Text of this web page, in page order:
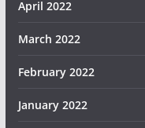
April 2022
March 2022
February 2022
January 2022